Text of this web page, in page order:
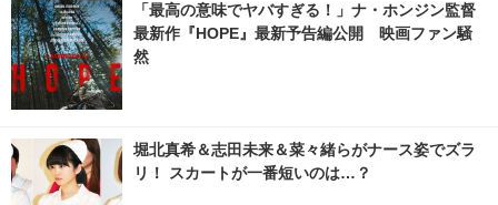
「最高の意味でヤバすぎる！」ナ・ホンジン監督
最新作『HOPE』最新予告編公開 映画ファン騒
然
堀北真希＆志田未来＆菜々緒らがナース姿でズラ
リ！ スカートが一番短いのは…？